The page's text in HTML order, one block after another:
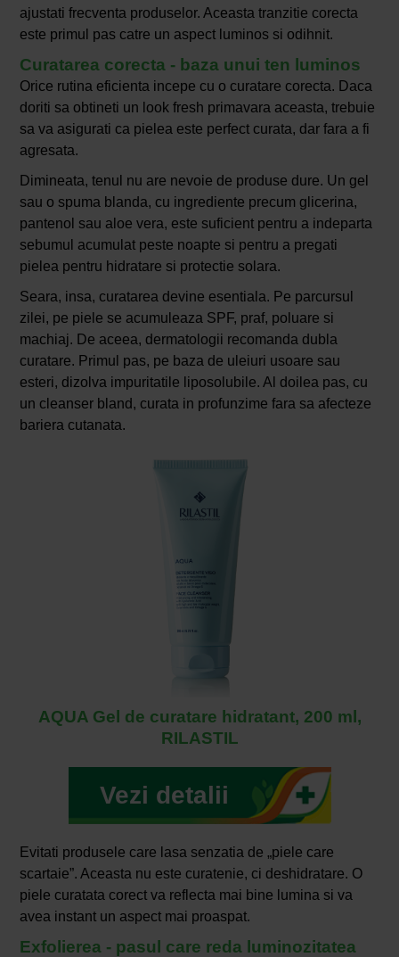
ajustati frecventa produselor. Aceasta tranzitie corecta
este primul pas catre un aspect luminos si odihnit.
Curatarea corecta - baza unui ten luminos
Orice rutina eficienta incepe cu o curatare corecta. Daca
doriti sa obtineti un look fresh primavara aceasta, trebuie
sa va asigurati ca pielea este perfect curata, dar fara a fi
agresata.
Dimineata, tenul nu are nevoie de produse dure. Un gel
sau o spuma blanda, cu ingrediente precum glicerina,
pantenol sau aloe vera, este suficient pentru a indeparta
sebumul acumulat peste noapte si pentru a pregati
pielea pentru hidratare si protectie solara.
Seara, insa, curatarea devine esentiala. Pe parcursul
zilei, pe piele se acumuleaza SPF, praf, poluare si
machiaj. De aceea, dermatologii recomanda dubla
curatare. Primul pas, pe baza de uleiuri usoare sau
esteri, dizolva impuritatile liposolubile. Al doilea pas, cu
un cleanser bland, curata in profunzime fara sa afecteze
bariera cutanata.
AQUA Gel de curatare hidratant, 200 ml,
RILASTIL
Vezi detalii
Evitati produsele care lasa senzatia de „piele care
scartaie”. Aceasta nu este curatenie, ci deshidratare. O
piele curatata corect va reflecta mai bine lumina si va
avea instant un aspect mai proaspat.
Exfolierea - pasul care reda luminozitatea